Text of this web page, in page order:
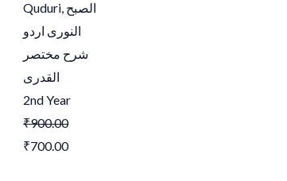
Quduri, الصبح
النوری اردو
شرح مختصر
القدری
2nd Year
₹900.00
₹700.00